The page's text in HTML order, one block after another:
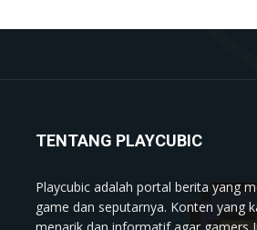
TENTANG PLAYCUBIC
Playcubic adalah portal berita yang
game dan seputarnya. Konten yang